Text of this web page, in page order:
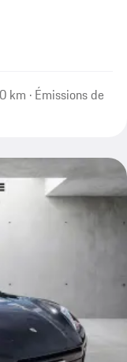
· Émissions de